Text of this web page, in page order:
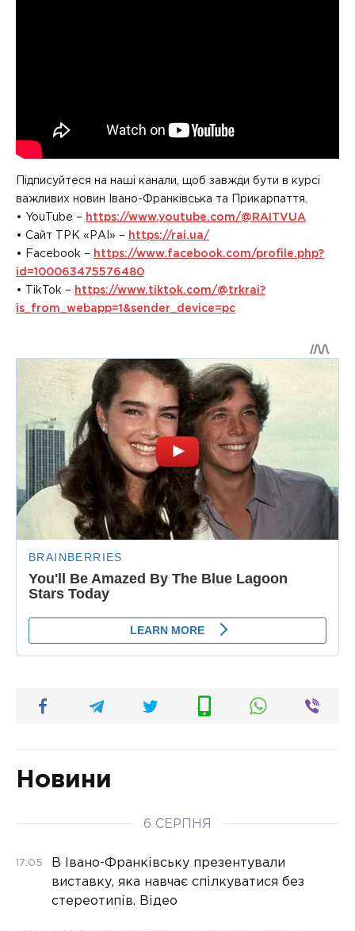
Підписуйтеся на наші канали, щоб завжди бути в курсі
важливих новин Івано-Франківська та Прикарпаття.
• YouTube – https://www.youtube.com/@RAITVUA
• Сайт ТРК «РАІ» – https://rai.ua/
• Facebook – https://www.facebook.com/profile.php?
id=100063475576480
• TikTok – https://www.tiktok.com/@trkrai?
is_from_webapp=1&sender_device=pc
Новини
6 СЕРПНЯ
17:05
В Івано-Франківську презентували
виставку, яка навчає спілкуватися без
стереотипів. Відео